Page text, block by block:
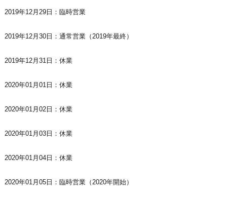
2019年12月29日：臨時営業
2019年12月30日：通常営業（2019年最終）
2019年12月31日：休業
2020年01月01日：休業
2020年01月02日：休業
2020年01月03日：休業
2020年01月04日：休業
2020年01月05日：臨時営業（2020年開始）